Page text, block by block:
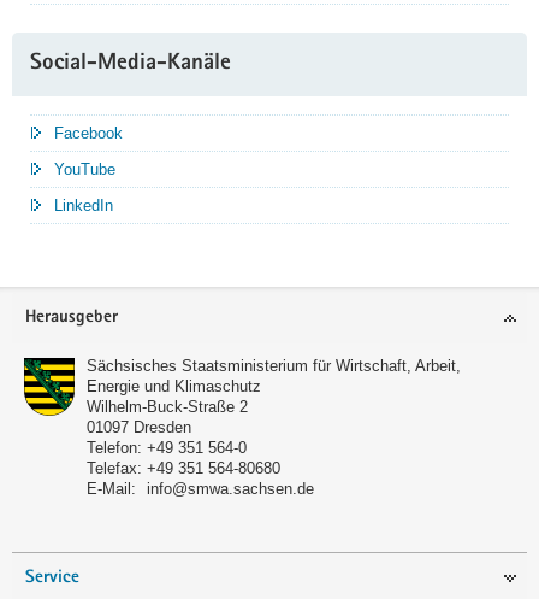
Social-Media-Kanäle
Facebook
YouTube
LinkedIn
Service
Herausgeber
Sächsisches Staatsministerium für Wirtschaft, Arbeit,
Energie und Klimaschutz
Wilhelm-Buck-Straße 2
01097 Dresden
Telefon: +49 351 564-0
Telefax: +49 351 564-80680
E-Mail:
info@smwa.sachsen.de
Service